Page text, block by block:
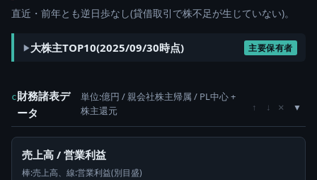
直近・前年とも逆日歩なし(貸借取引で株不足が生じていない)。
大株主TOP10(2025/09/30時点) 主要保有者
c財務諸表デ
ータ
単位:億円 / 親会社株主帰属 / PL中心 +
株主還元
↑ ↓ ×
売上高 / 営業利益
棒:売上高、線:営業利益(別目盛)